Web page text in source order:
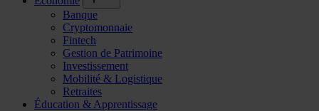
Banque
Cryptomonnaie
Fintech
Gestion de Patrimoine
Investissement
Mobilité & Logistique
Retraites
Éducation & Apprentissage